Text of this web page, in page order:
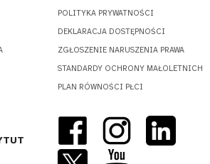
POLITYKA PRYWATNOŚCI
DEKLARACJA DOSTĘPNOŚCI
ZGŁOSZENIE NARUSZENIA PRAWA
STANDARDY OCHRONY MAŁOLETNICH
PLAN RÓWNOŚCI PŁCI